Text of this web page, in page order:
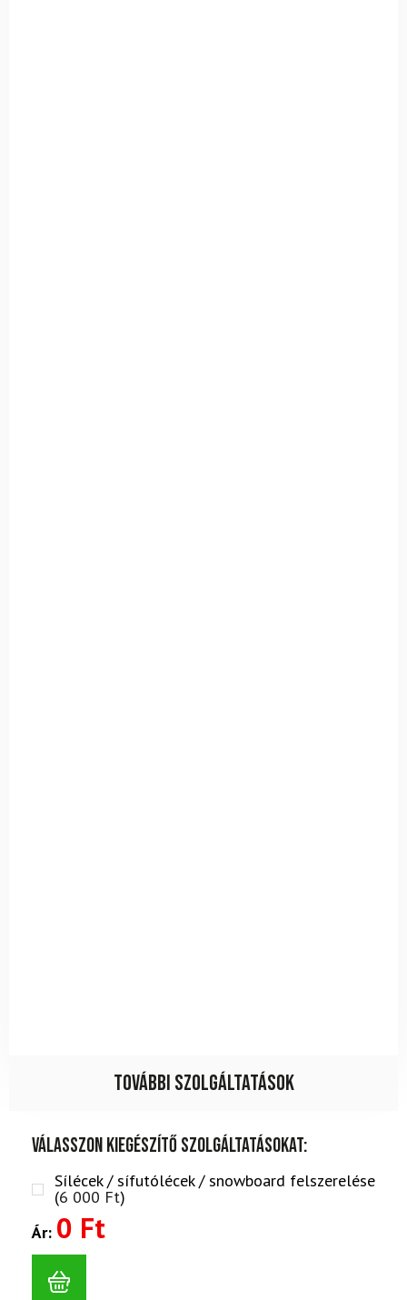
További szolgáltatások
Válasszon kiegészítő szolgáltatásokat:
Sílécek / sífutólécek / snowboard felszerelése
(6 000 Ft)
Ár: 0 Ft